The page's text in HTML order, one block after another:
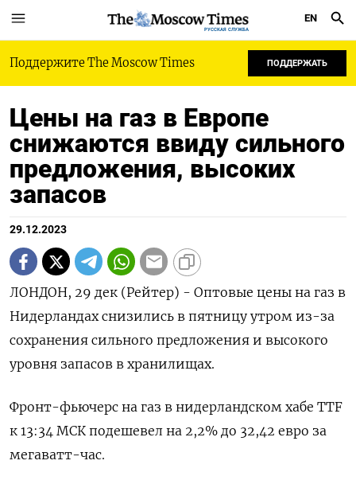
РУССКАЯ СЛУЖБА
EN
Поддержите The Moscow Times ПОДДЕРЖАТЬ
Цены на газ в Европе
снижаются ввиду сильного
предложения, высоких
запасов
29.12.2023
ЛОНДОН, 29 дек (Рейтер) - Оптовые цены на газ в
Нидерландах снизились в пятницу утром из-за
сохранения сильного предложения и высокого
уровня запасов в хранилищах.
Фронт-фьючерс на газ в нидерландском хабе TTF
к 13:34 МСК подешевел на 2,2% до 32,42 евро за
мегаватт-час.